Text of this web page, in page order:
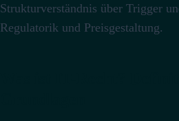
Strukturverständnis über Trigger
Regulatorik und Preisgestaltung.